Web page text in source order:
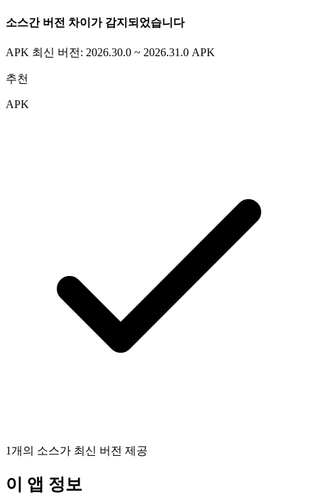
소스간 버전 차이가 감지되었습니다
APK 최신 버전: 2026.30.0 ~ 2026.31.0 APK
추천
APK
1개의 소스가 최신 버전 제공
이 앱 정보